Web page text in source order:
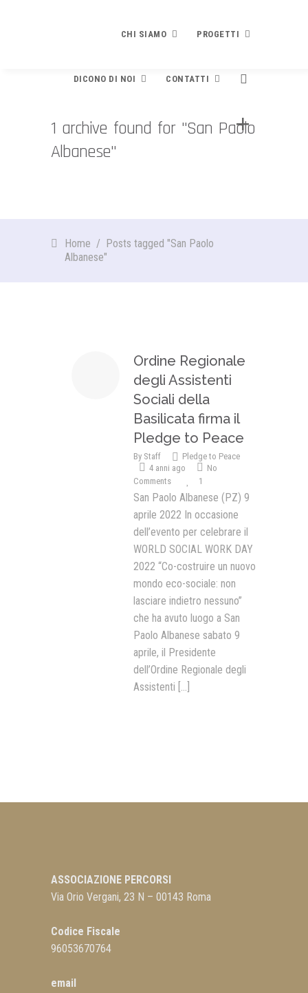
CHI SIAMO
Video
PROGETTI
SPECIALE SCUOLE
Rassegna sul Pledge to Peace
Giornata Internazionale ONU
della Pace
PROGRAMMA DI EDUCAZIONE
ALLA PACE
IN CLASSE PER LA PACE
MEDICINA PER LA PACE
MEDIA FOR PEACE
ATTIVITÀ IN CANTIERE
DICONO DI NOI
Dicono di noi
CONTATTI
1 archive found for "San Paolo
Albanese"
Home / Posts tagged "San Paolo
Albanese"
Ordine Regionale
degli Assistenti
Sociali della
Basilicata firma il
Pledge to Peace
By Staff
Pledge to Peace
4 anni ago
No
Comments
1
San Paolo Albanese (PZ) 9
aprile 2022 In occasione
dell’evento per celebrare il
WORLD SOCIAL WORK DAY
2022 “Co-costruire un nuovo
mondo eco-sociale: non
lasciare indietro nessuno”
che ha avuto luogo a San
Paolo Albanese sabato 9
aprile, il Presidente
dell’Ordine Regionale degli
Assistenti [...]
ASSOCIAZIONE PERCORSI
Via Orio Vergani, 23 N – 00143 Roma
Codice Fiscale
96053670764
email